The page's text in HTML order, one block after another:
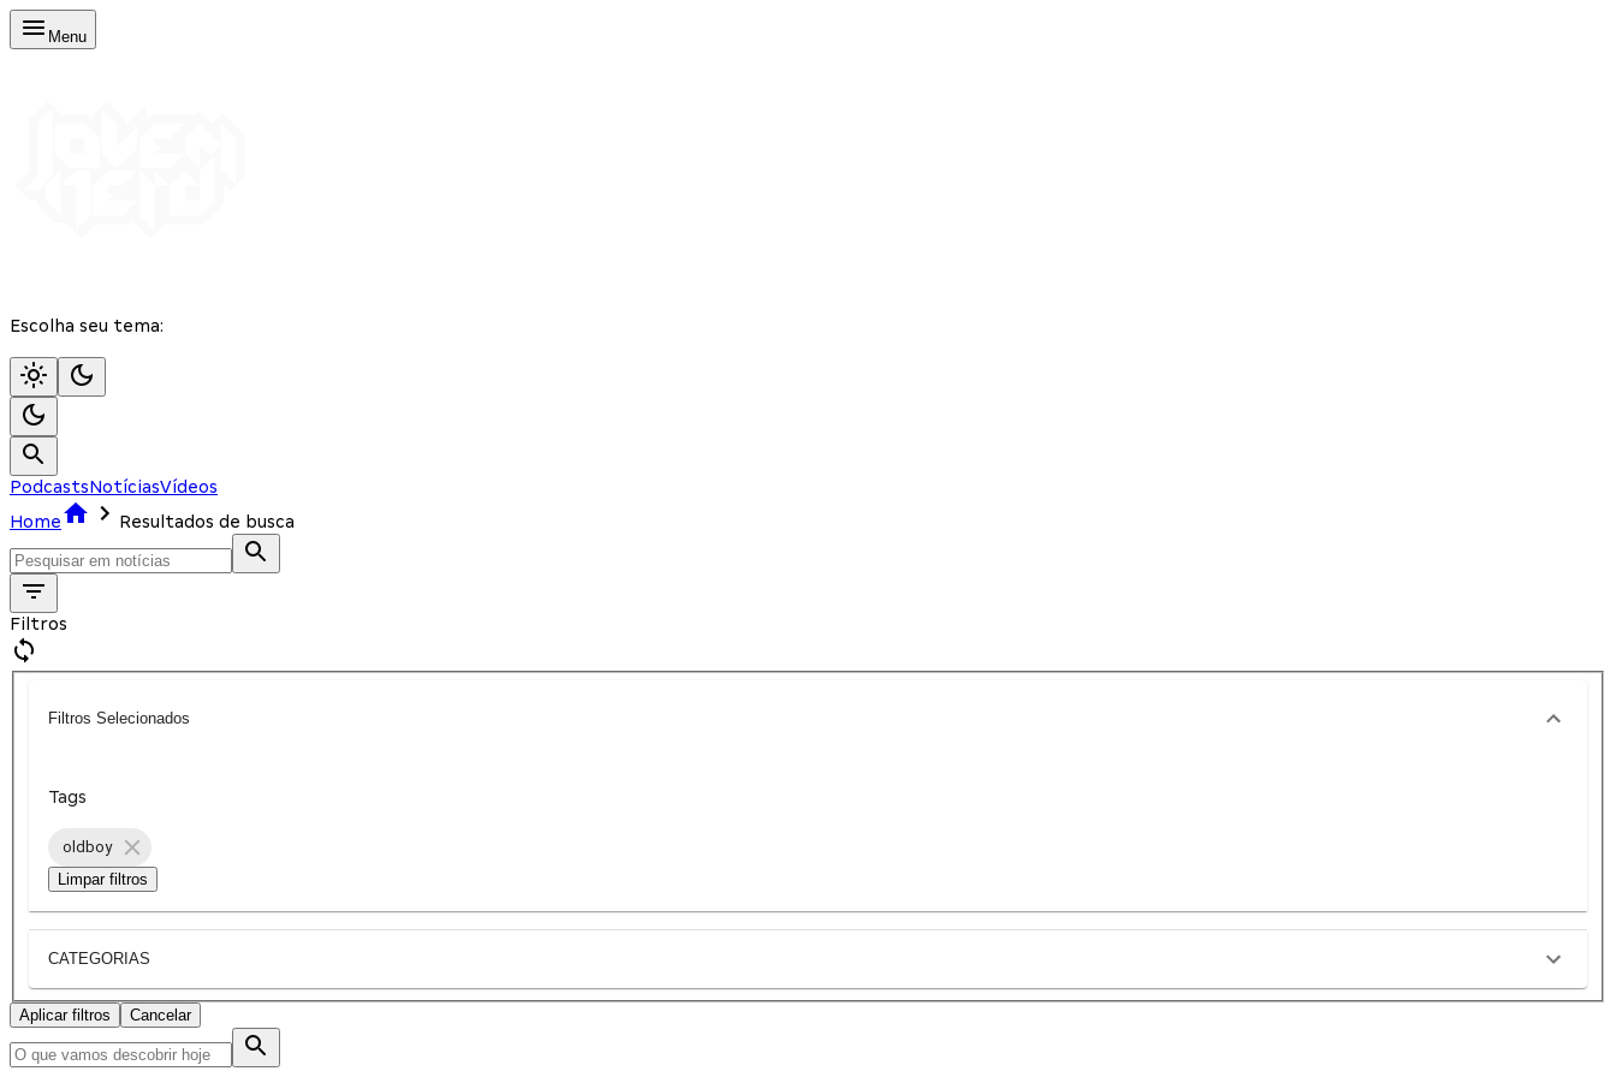
Menu
Escolha seu tema:
PodcastsNotíciasVídeos
Home
Resultados de busca
Filtros
Filtros Selecionados
Tags
oldboy
Limpar filtros
CATEGORIAS
Aplicar filtros Cancelar